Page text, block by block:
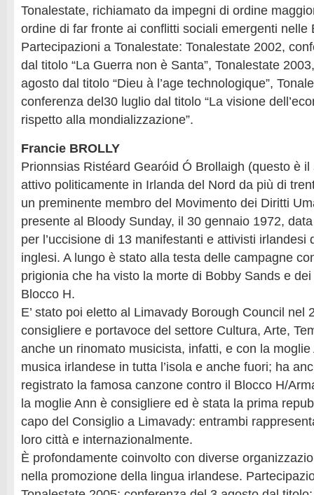
Tonalestate, richiamato da impegni di ordine
ordine di far fronte ai conflitti sociali emergenti nelle
Partecipazioni a Tonalestate: Tonalestate 2002,
dal titolo “La Guerra non è Santa”, Tonalestate
agosto dal titolo “Dieu à l’age technologique”,
conferenza del30 luglio dal titolo “La visione
rispetto alla mondializzazione”.
Francie BROLLY
Prionnsias Ristéard Gearóid Ó Brollaigh (questo è
attivo politicamente in Irlanda del Nord da più di
un preminente membro del Movimento dei Diritti
presente al Bloody Sunday, il 30 gennaio 1972,
per l’uccisione di 13 manifestanti e attivisti irlandesi
inglesi. A lungo è stato alla testa delle campagne
prigionia che ha visto la morte di Bobby Sands e
Blocco H.
E’ stato poi eletto al Limavady Borough Council nel
consigliere e portavoce del settore Cultura, Arte,
anche un rinomato musicista, infatti, e con la
musica irlandese in tutta l’isola e anche fuori; ha
registrato la famosa canzone contro il Blocco H/
la moglie Ann è consigliere ed è stata la prima
capo del Consiglio a Limavady: entrambi
loro città e internazionalmente.
È profondamente coinvolto con diverse
nella promozione della lingua irlandese.